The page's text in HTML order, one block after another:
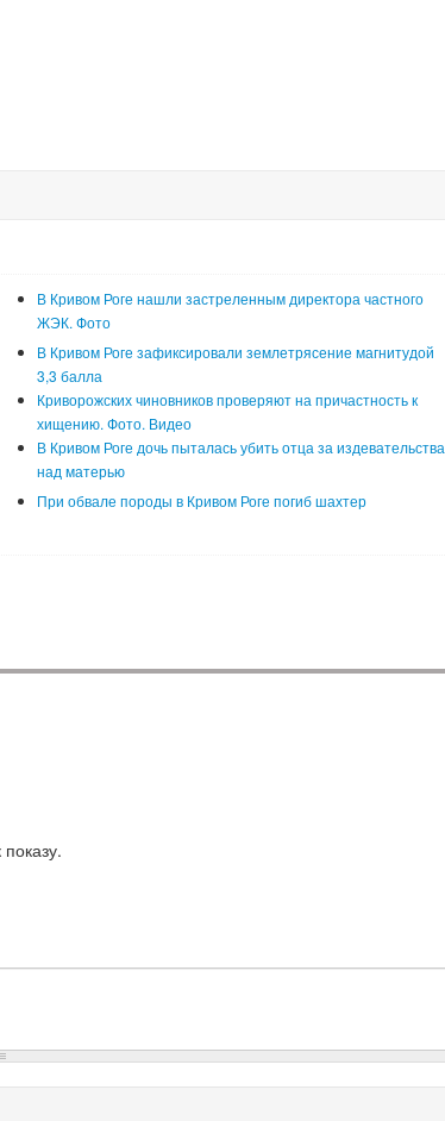
В Кривом Роге нашли застреленным директора частного
ЖЭК. Фото
В Кривом Роге зафиксировали землетрясение магнитудой
3,3 балла
Криворожских чиновников проверяют на причастность к
хищению. Фото. Видео
В Кривом Роге дочь пыталась убить отца за издевательства
над матерью
При обвале породы в Кривом Роге погиб шахтер